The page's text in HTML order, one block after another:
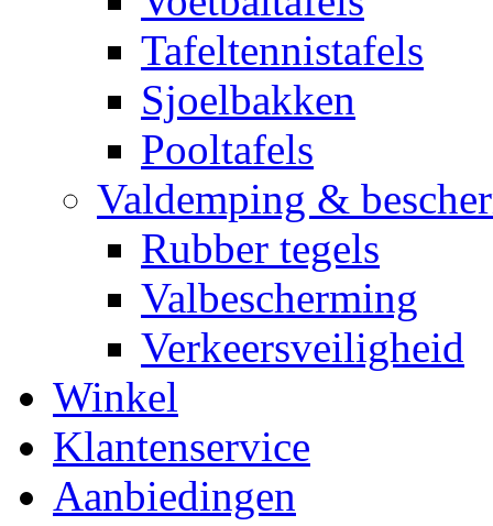
Tafeltennistafels
Sjoelbakken
Pooltafels
Valdemping &
Rubber tegels
Valbescherming
Verkeersveiligheid
Winkel
Klantenservice
Aanbiedingen